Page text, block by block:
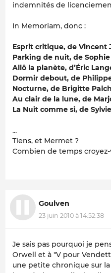
indemnités de
In Memoriam, donc :
Esprit critique, de Vincent
Parking de nuit, de
Allô la planète, d’Éric
Dormir debout, de
Nocturne, de Brigitte
Au clair de la lune, de
La Nuit comme si, de
...
Tiens, et Mermet ?
Combien de temps
Goulven
23 juin 2010 à 14:52:38
Je sais pas pourquoi je
Orwell et à "V pour
une petite chronique sur